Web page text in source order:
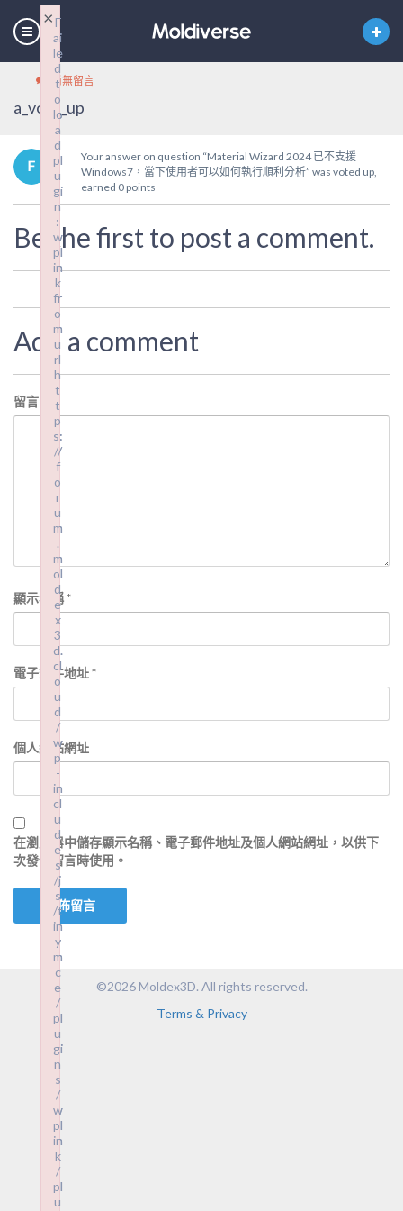
尚無留言
a_vote_up
Your answer on question “Material Wizard 2024 已不支援
Windows7，當下使用者可以如何執行順利分析” was voted up,
earned 0 points
Be the first to post a comment.
Add a comment
留言
顯示名稱*
電子郵件地址*
個人網站網址
在瀏覽器中儲存顯示名稱、電子郵件地址及個人網站網址，以供下
次發佈留言時使用。
©2026 Moldex3D. All rights reserved.
Terms & Privacy
F
ai
le
d
t
o
lo
a
d
pl
u
gi
n
:
w
pl
in
k
fr
o
m
u
rl
h
t
t
p
s:
//
f
o
r
u
m
.
m
ol
d
e
x
3
d.
cl
o
u
d
/
w
p
-
in
cl
u
d
e
s
/j
s
/t
in
y
m
c
e
/
pl
u
gi
n
s
/
w
pl
in
k
/
pl
u
×F
ai
le
d
t
o
lo
a
d
pl
u
gi
n
:
w
pl
in
k
fr
o
m
u
rl
h
t
t
p
s:
//
f
o
r
u
m
.
m
ol
d
e
x
3
d.
cl
o
u
d
/
w
p
-
in
cl
u
d
e
s
/j
s
/t
in
y
m
c
e
/
pl
u
gi
n
s
/
w
pl
in
k
/
pl
u
×